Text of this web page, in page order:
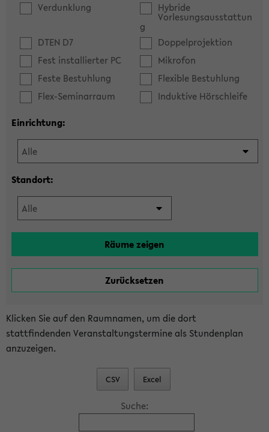
Verdunklung
Hybride
Vorlesungsausstattun
g
DTEN D7
Doppelprojektion
Fest installierter PC
Mikrofon
Feste Bestuhlung
Flexible Bestuhlung
Flex-Seminarraum
Induktive Hörschleife
Einrichtung:
Standort:
Klicken Sie auf den Raumnamen, um die dort
stattfindenden Veranstaltungstermine als Stundenplan
anzuzeigen.
CSV Excel
Suche: